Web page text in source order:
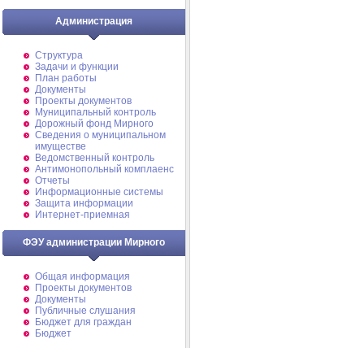
Администрация
Структура
Задачи и функции
План работы
Документы
Проекты документов
Муниципальный контроль
Дорожный фонд Мирного
Cведения о муниципальном
имуществе
Ведомственный контроль
Антимонопольный комплаенс
Отчеты
Информационные системы
Защита информации
Интернет-приемная
ФЭУ администрации Мирного
Общая информация
Проекты документов
Документы
Публичные слушания
Бюджет для граждан
Бюджет